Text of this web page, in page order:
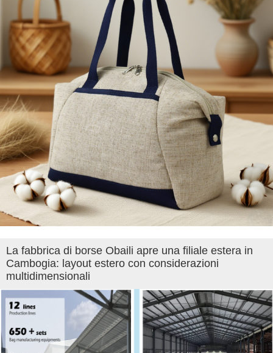
La fabbrica di borse Obaili apre una filiale estera in
Cambogia: layout estero con considerazioni
multidimensionali